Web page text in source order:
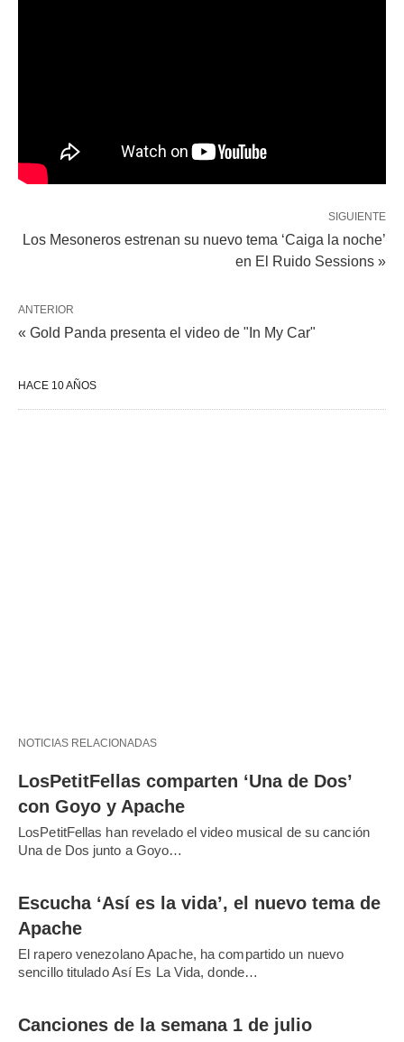
SIGUIENTE
Los Mesoneros estrenan su nuevo tema ‘Caiga la noche’
en El Ruido Sessions »
ANTERIOR
« Gold Panda presenta el video de "In My Car"
HACE 10 AÑOS
NOTICIAS RELACIONADAS
LosPetitFellas comparten ‘Una de Dos’
con Goyo y Apache
LosPetitFellas han revelado el video musical de su canción
Una de Dos junto a Goyo…
Escucha ‘Así es la vida’, el nuevo tema de
Apache
El rapero venezolano Apache, ha compartido un nuevo
sencillo titulado Así Es La Vida, donde…
Canciones de la semana 1 de julio